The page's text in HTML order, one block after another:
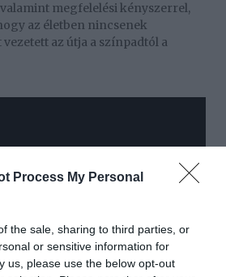
Process My Personal
the sale, sharing to third parties, or
or sensitive information for
us, please use the below opt-out
megfelelési kényszerrel,
az életben nincsenek
az útja a színpadtól a